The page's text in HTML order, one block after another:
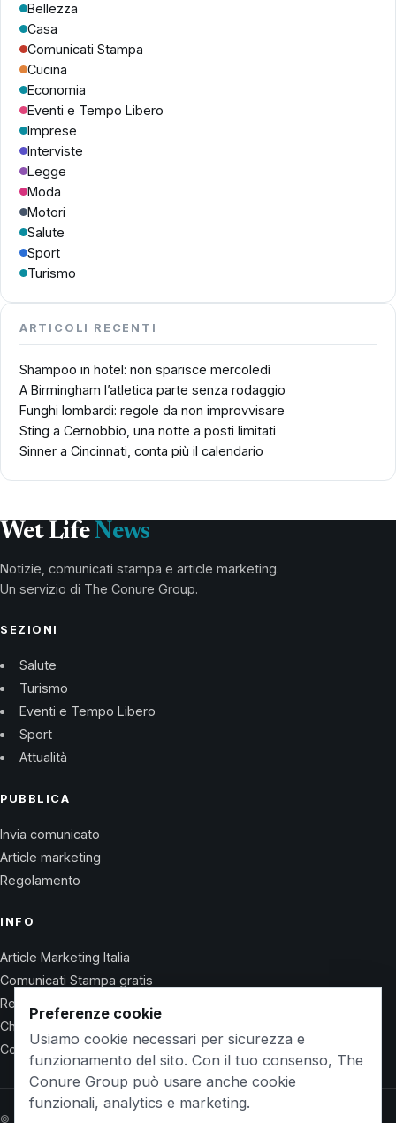
Bellezza
Casa
Comunicati Stampa
Cucina
Economia
Eventi e Tempo Libero
Imprese
Interviste
Legge
Moda
Motori
Salute
Sport
Turismo
ARTICOLI RECENTI
Shampoo in hotel: non sparisce mercoledì
A Birmingham l’atletica parte senza rodaggio
Funghi lombardi: regole da non improvvisare
Sting a Cernobbio, una notte a posti limitati
Sinner a Cincinnati, conta più il calendario
Wet Life News
Notizie, comunicati stampa e article marketing.
Un servizio di The Conure Group.
SEZIONI
Salute
Turismo
Eventi e Tempo Libero
Sport
Attualità
PUBBLICA
Invia comunicato
Article marketing
Regolamento
INFO
Article Marketing Italia
Comunicati Stampa gratis
Regolamento
Chi Siamo
Contatti
© 2026 Wet Life News · The Conure Group
Preferenze cookie
Usiamo cookie necessari per sicurezza e
funzionamento del sito. Con il tuo consenso, The
Conure Group può usare anche cookie
funzionali, analytics e marketing.